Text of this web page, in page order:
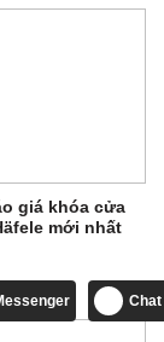
giá khóa cửa
mới nhất